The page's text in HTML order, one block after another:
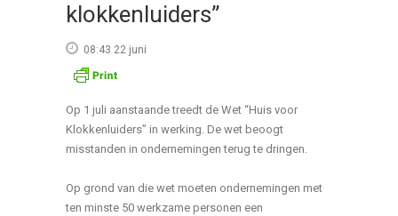
klokkenluiders”
08:43 22 juni
Op 1 juli aanstaande treedt de Wet “Huis voor
Klokkenluiders” in werking. De wet beoogt
misstanden in ondernemingen terug te dringen.
Op grond van die wet moeten ondernemingen met
ten minste 50 werkzame personen een